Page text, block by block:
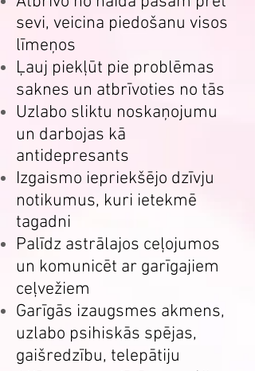
sevi, veicina piedošanu visos
līmeņos
Ļauj piekļūt pie problēmas
saknes un atbrīvoties no tās
Uzlabo sliktu noskaņojumu
un darbojas kā
antidepresants
Izgaismo iepriekšējo dzīvju
notikumus, kuri ietekmē
tagadni
Palīdz astrālajos ceļojumos
un komunicēt ar garīgajiem
ceļvežiem
Garīgās izaugsmes akmens,
uzlabo psihiskās spējas,
gaišredzību, telepātiju